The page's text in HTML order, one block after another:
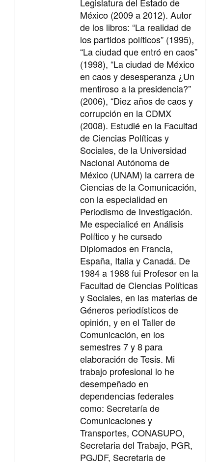
México (2009 a 2012). Autor
de los libros: “La realidad de
los partidos políticos” (1995),
“La ciudad que entró en caos”
(1998), “La ciudad de México
en caos y desesperanza ¿Un
mentiroso a la presidencia?”
(2006), “Diez años de caos y
corrupción en la CDMX
(2008). Estudié en la Facultad
de Ciencias Políticas y
Sociales, de la Universidad
Nacional Autónoma de
México (UNAM) la carrera de
Ciencias de la Comunicación,
con la especialidad en
Periodismo de Investigación.
Me especialicé en Análisis
Político y he cursado
Diplomados en Francia,
España, Italia y Canadá. De
1984 a 1988 fui Profesor en la
Facultad de Ciencias Políticas
y Sociales, en las materias de
Géneros periodísticos de
opinión, y en el Taller de
Comunicación, en los
semestres 7 y 8 para
elaboración de Tesis. Mi
trabajo profesional lo he
desempeñado en
dependencias federales
como: Secretaría de
Comunicaciones y
Transportes, CONASUPO,
Secretaria del Trabajo, PGR,
PGJDF, Secretaria de